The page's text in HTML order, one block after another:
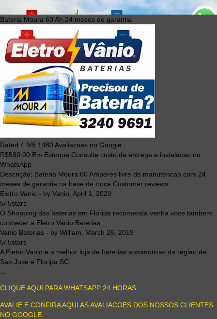
Bateria Moura 60 Ah 24 meses de garantia
Rated 4.9/5 1480 Avaliacoes no Google
R$580.00 Em Estoque Consulte custo de entrega e instalacao no
WhatsApp
Descrição: Bateria Moura 60 Amperes livre de manutencao com 24
meses de garantia na base de troca Customer reviews:
Eletro Vanio - by Vanio April 1, 2020
5/ 5stars
O Shopping das baterias em Floripa recomenda venha voce tambem
conhecer a Eletro Vanio Baterias.
Vanio Baterias - by William
March 25, 2019
5/ 5stars
A Eletro Vanio e a melhor loja de baterias automotivas da regiao de
Sao Jose e Floripa SC.
CLIQUE AQUI PARA WHATSAPP 24 HORAS.
AVALIE E CONFIRA AQUI AS AVALIACOES DOS NOSSOS CLIENTES
NO GOOGLE.